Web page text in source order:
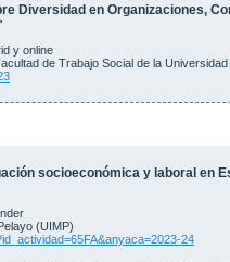
Diversidad en Organizaciones,
y online
de Trabajo Social de la
socioeconómica y laboral en
(UIMP)
24